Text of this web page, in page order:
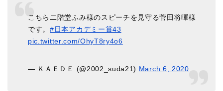
こちら二階堂ふみ様のスピーチを見守る菅田将暉様
です。#日本アカデミー賞43
pic.twitter.com/OhyT8ry4o6
— ＫＡＥＤＥ (@2002_suda21) March 6, 2020